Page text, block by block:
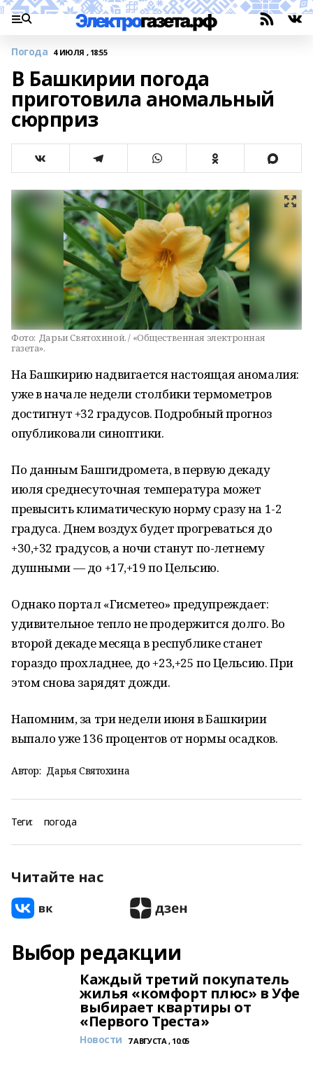
Погода 4 ИЮЛЯ , 18:55
В Башкирии погода
приготовила аномальный
сюрприз
Фото: Дарьи Святохиной. / «Общественная электронная
газета».
На Башкирию надвигается настоящая аномалия:
уже в начале недели столбики термометров
достигнут +32 градусов. Подробный прогноз
опубликовали синоптики.
По данным Башгидромета, в первую декаду
июля среднесуточная температура может
превысить климатическую норму сразу на 1-2
градуса. Днем воздух будет прогреваться до
+30,+32 градусов, а ночи станут по-летнему
душными — до +17,+19 по Цельсию.
Однако портал «Гисметео» предупреждает:
удивительное тепло не продержится долго. Во
второй декаде месяца в республике станет
гораздо прохладнее, до +23,+25 по Цельсию. При
этом снова зарядят дожди.
Напомним, за три недели июня в Башкирии
выпало уже 136 процентов от нормы осадков.
Автор: Дарья Святохина
Теги: погода
Читайте нас
Выбор редакции
Каждый третий покупатель
жилья «комфорт плюс» в Уфе
выбирает квартиры от
«Первого Треста»
Новости 7 АВГУСТА , 10:05